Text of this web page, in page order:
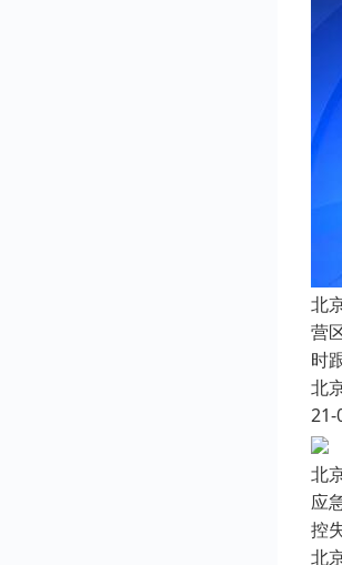
北
营
时
北
21-
北
应
控
北